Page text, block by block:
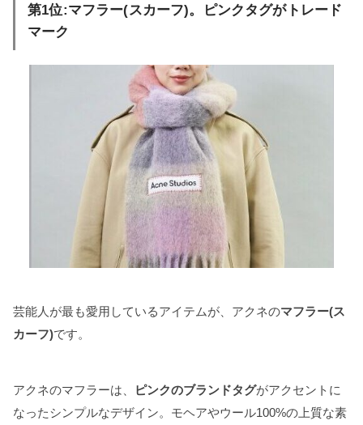
第1位:マフラー(スカーフ)。ピンクタグがトレード
マーク
芸能人が最も愛用しているアイテムが、アクネのマフラー(ス
カーフ)です。
アクネのマフラーは、 ピンクのブランドタグがアクセントに
なったシンプルなデザイン。モヘアやウール100%の上質な素